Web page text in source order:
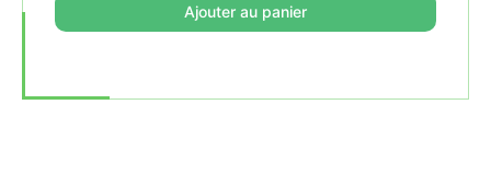
Ajouter au panier